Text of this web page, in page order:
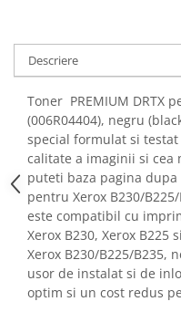
Monitoare
Monitoare LED
Accesorii monitoare
Componente
Placi video
Procesoare
Placi de baza
Memorii RAM
SSD-uri interne
Hard disk-uri interne
Descriere
Toner PREMIUM DRTX
(006R04404), negru
special formulat si
calitate a imaginii si cea
puteti baza pagina dupa
pentru Xerox B230/
este compatibil cu
Xerox B230, Xerox B225
Xerox B230/B225/B235,
usor de instalat si de
optim si un cost redus